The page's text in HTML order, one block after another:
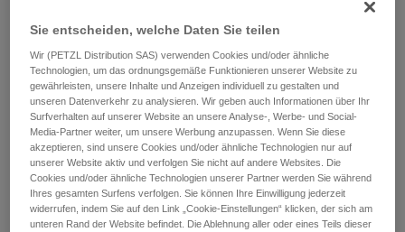
Sie entscheiden, welche Daten Sie teilen
Wir (PETZL Distribution SAS) verwenden Cookies und/oder ähnliche
Technologien, um das ordnungsgemäße Funktionieren unserer Website zu
gewährleisten, unsere Inhalte und Anzeigen individuell zu gestalten und
unseren Datenverkehr zu analysieren. Wir geben auch Informationen über Ihr
Surfverhalten auf unserer Website an unsere Analyse-, Werbe- und Social-
Media-Partner weiter, um unsere Werbung anzupassen. Wenn Sie diese
akzeptieren, sind unsere Cookies und/oder ähnliche Technologien nur auf
unserer Website aktiv und verfolgen Sie nicht auf andere Websites. Die
Cookies und/oder ähnliche Technologien unserer Partner werden Sie während
Ihres gesamten Surfens verfolgen. Sie können Ihre Einwilligung jederzeit
widerrufen, indem Sie auf den Link „Cookie-Einstellungen“ klicken, der sich am
unteren Rand der Website befindet. Die Ablehnung aller oder eines Teils dieser